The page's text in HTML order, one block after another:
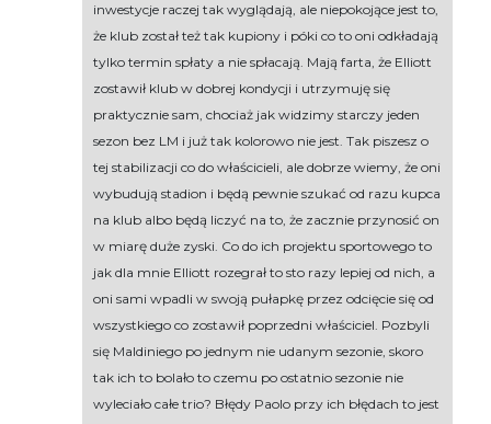
inwestycje raczej tak wyglądają, ale niepokojące jest to,
że klub został też tak kupiony i póki co to oni odkładają
tylko termin spłaty a nie spłacają. Mają farta, że Elliott
zostawił klub w dobrej kondycji i utrzymuję się
praktycznie sam, chociaż jak widzimy starczy jeden
sezon bez LM i już tak kolorowo nie jest. Tak piszesz o
tej stabilizacji co do właścicieli, ale dobrze wiemy, że oni
wybudują stadion i będą pewnie szukać od razu kupca
na klub albo będą liczyć na to, że zacznie przynosić on
w miarę duże zyski. Co do ich projektu sportowego to
jak dla mnie Elliott rozegrał to sto razy lepiej od nich, a
oni sami wpadli w swoją pułapkę przez odcięcie się od
wszystkiego co zostawił poprzedni właściciel. Pozbyli
się Maldiniego po jednym nie udanym sezonie, skoro
tak ich to bolało to czemu po ostatnio sezonie nie
wyleciało całe trio? Błędy Paolo przy ich błędach to jest